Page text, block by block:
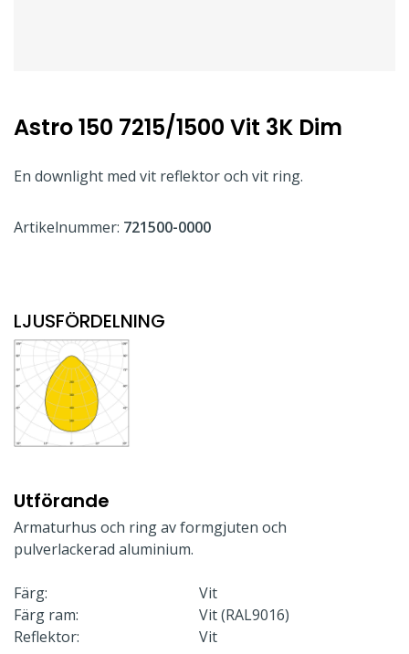
Astro 150 7215/1500 Vit 3K Dim
En downlight med vit reflektor och vit ring.
Artikelnummer: 721500-0000
LJUSFÖRDELNING
Utförande
Armaturhus och ring av formgjuten och
pulverlackerad aluminium.
Färg:
Vit
Färg ram:
Vit (RAL9016)
Reflektor:
Vit